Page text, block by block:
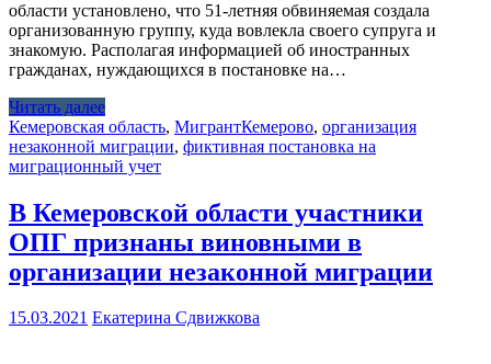
области установлено, что 51-летняя обвиняемая создала
организованную группу, куда вовлекла своего супруга и
знакомую. Располагая информацией об иностранных
гражданах, нуждающихся в постановке на…
Читать далее
Кемеровская область, МигрантКемерово, организация
незаконной миграции, фиктивная постановка на
миграционный учет
В Кемеровской области участники
ОПГ признаны виновными в
организации незаконной миграции
15.03.2021 Екатерина Сдвижкова